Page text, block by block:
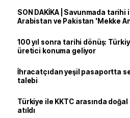
SON DAKİKA | Savunmada
Arabistan ve Pakistan 'Mekke
100 yıl sonra tarihi dönüş:
üretici konuma geliyor
İhracatçıdan yeşil pasaportta
talebi
Türkiye ile KKTC arasında
atıldı